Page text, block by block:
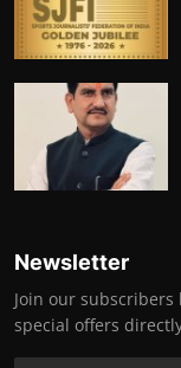
Newsletter
Join our
special offers